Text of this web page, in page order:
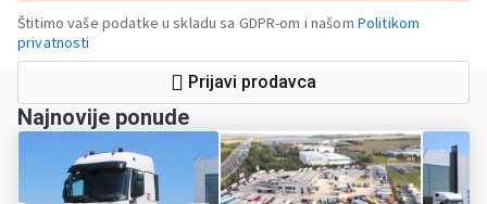
Štitimo vaše podatke u skladu sa GDPR-om i našom Politikom
privatnosti
Prijavi prodavca
Najnovije ponude